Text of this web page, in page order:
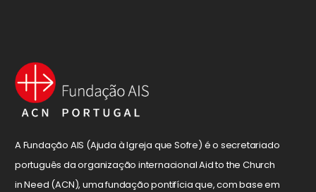
A Fundação AIS (Ajuda à Igreja que Sofre) é o secretariado
português da organização internacional Aid to the Church
in Need (ACN), uma fundação pontifícia que, com base em